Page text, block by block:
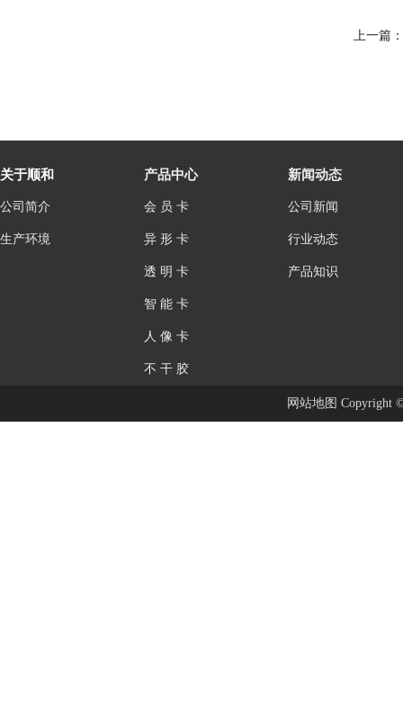
上一篇：
关于顺和
公司简介
生产环境
产品中心
会 员 卡
异 形 卡
透 明 卡
智 能 卡
人 像 卡
不 干 胶
新闻动态
公司新闻
行业动态
产品知识
网站地图 Copyright